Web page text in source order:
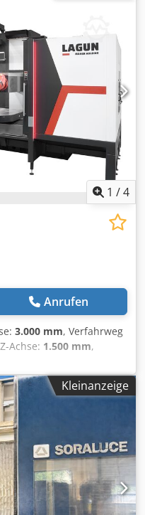
1 /4
Anrufen
3.000 mm, Verfahrweg
Achse: 1.500 mm,
min, Position des
, Spindeldrehzahl
1.200 mm
, Drehmoment:
Drehzahl
3RT Bettfräszentrum mit
LAGUN BM 3RT ist ein
Drehtisch für schwere
die Einzelteilfertigung
Kleinanzeige